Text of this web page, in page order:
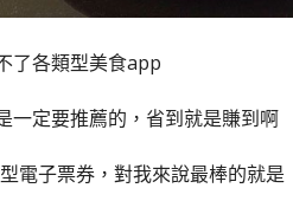
了各類型美食app
一定要推薦的，省到就是賺到啊
電子票券，對我來說最棒的就是